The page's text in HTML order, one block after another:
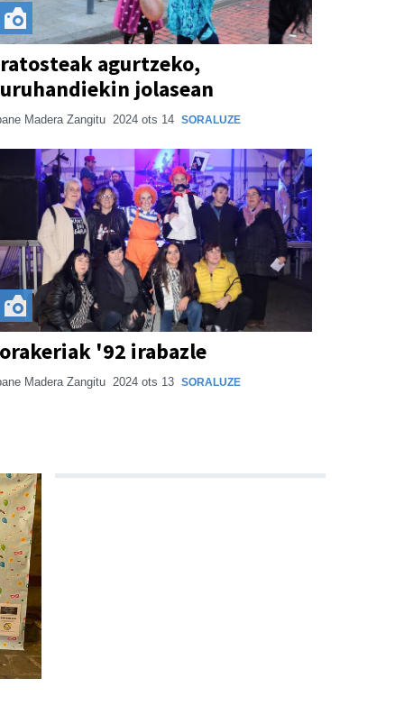
agurtzeko,
jolasean
Madera Zangitu 2024 ots 14 SORALUZE
'92 irabazle
Madera Zangitu 2024 ots 13 SORALUZE